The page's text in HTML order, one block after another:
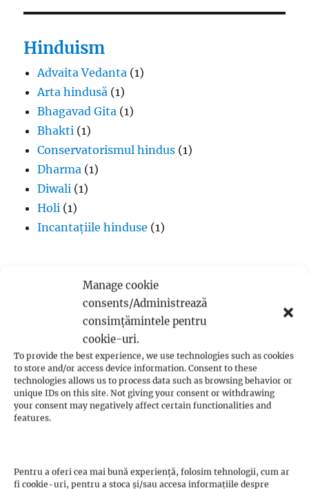
Manage cookie
consents/Administrează
consimțămintele pentru
cookie-uri.
To provide the best experience, we use technologies such as cookies
to store and/or access device information. Consent to these
technologies allows us to process data such as browsing behavior or
unique IDs on this site. Not giving your consent or withdrawing
your consent may negatively affect certain functionalities and
features.
Pentru a oferi cea mai bună experiență, folosim tehnologii, cum ar
fi cookie-uri, pentru a stoca și/sau accesa informațiile despre
Hinduism
Advaita Vedanta (1)
Arta hindusă (1)
Bhagavad Gita (1)
Bhakti (1)
Conservatorismul hindus (1)
Dharma (1)
Diwali (1)
Holi (1)
Incantațiile hinduse (1)
ABC-ul Islamului(165)
Acte de adorare(91)
Atei călăuziți(80)
Considerații ale noilor musulmani(45)
Coranul cel Glorios(18)
Cum au acceptat Islamul(72)